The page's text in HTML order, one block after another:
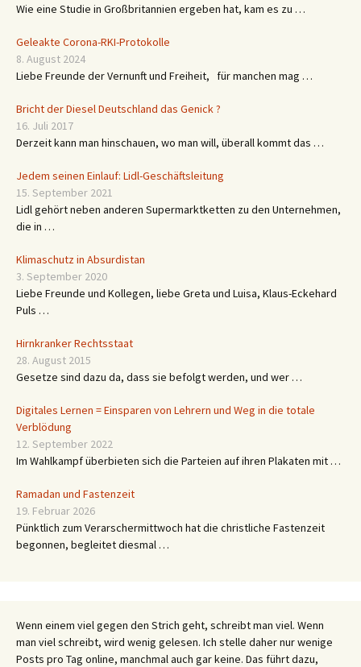
Wie eine Studie in Großbritannien ergeben hat, kam es zu …
Geleakte Corona-RKI-Protokolle
8. August 2024
Liebe Freunde der Vernunft und Freiheit, für manchen mag …
Bricht der Diesel Deutschland das Genick ?
16. Juli 2017
Derzeit kann man hinschauen, wo man will, überall kommt das …
Jedem seinen Einlauf: Lidl-Geschäftsleitung
15. September 2021
Lidl gehört neben anderen Supermarktketten zu den Unternehmen,
die in …
Klimaschutz in Absurdistan
3. September 2020
Liebe Freunde und Kollegen, liebe Greta und Luisa, Klaus-Eckehard
Puls …
Hirnkranker Rechtsstaat
28. August 2015
Gesetze sind dazu da, dass sie befolgt werden, und wer …
Digitales Lernen = Einsparen von Lehrern und Weg in die totale
Verblödung
12. September 2022
Im Wahlkampf überbieten sich die Parteien auf ihren Plakaten mit …
Ramadan und Fastenzeit
19. Februar 2026
Pünktlich zum Verarschermittwoch hat die christliche Fastenzeit
begonnen, begleitet diesmal …
Wenn einem viel gegen den Strich geht, schreibt man viel. Wenn
man viel schreibt, wird wenig gelesen. Ich stelle daher nur wenige
Posts pro Tag online, manchmal auch gar keine. Das führt dazu,